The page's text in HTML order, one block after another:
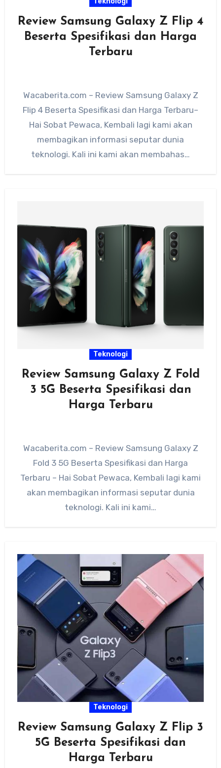
Review Samsung Galaxy Z Flip 4
Beserta Spesifikasi dan Harga
Terbaru
Wacaberita.com – Review Samsung Galaxy Z
Flip 4 Beserta Spesifikasi dan Harga Terbaru–
Hai Sobat Pewaca, Kembali lagi kami akan
membagikan informasi seputar dunia
teknologi. Kali ini kami akan membahas…
Teknologi
Review Samsung Galaxy Z Fold
3 5G Beserta Spesifikasi dan
Harga Terbaru
Wacaberita.com – Review Samsung Galaxy Z
Fold 3 5G Beserta Spesifikasi dan Harga
Terbaru – Hai Sobat Pewaca, Kembali lagi kami
akan membagikan informasi seputar dunia
teknologi. Kali ini kami…
Teknologi
Review Samsung Galaxy Z Flip 3
5G Beserta Spesifikasi dan
Harga Terbaru